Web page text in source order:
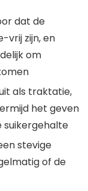
dat de
vrij zijn, en
om
als traktatie,
het geven
suikergehalte
stevige
of de